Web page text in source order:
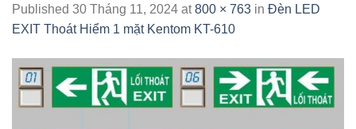
Published 30 Tháng 11, 2024 at800 × 763 in Đèn LED
EXIT Thoát Hiểm 1 mặt Kentom KT-610